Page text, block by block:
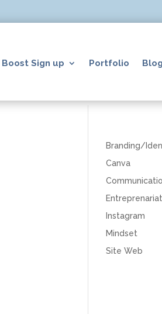
Boost Sign up Portfolio Blog
Branding/
Canva
Entreprenariat
Instagram
Mindset
Site Web